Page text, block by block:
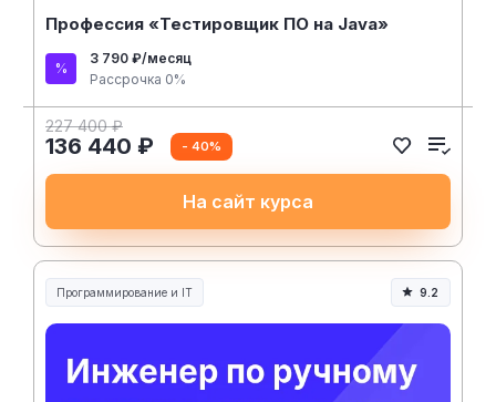
Профессия «Тестировщик ПО на Java»
3 790 ₽/месяц
Рассрочка 0%
227 400 ₽
136 440 ₽ - 40%
На сайт курса
Программирование и IT 9.2